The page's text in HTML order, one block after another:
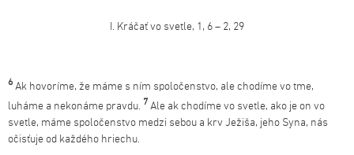
I. Kráčať vo svetle, 1, 6 – 2, 29
6 Ak hovoríme, že máme s ním spoločenstvo, ale chodíme vo tme,
luháme a nekonáme pravdu. 7 Ale ak chodíme vo svetle, ako je on vo
svetle, máme spoločenstvo medzi sebou a krv Ježiša, jeho Syna, nás
očisťuje od každého hriechu.